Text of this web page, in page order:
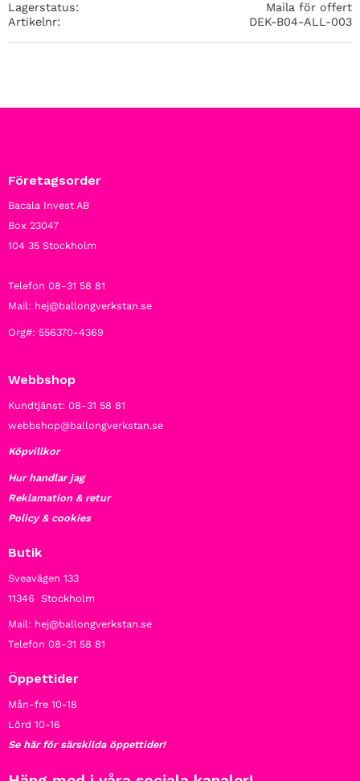
Lagerstatus
Maila för offert
Artikelnr
DEK-B04-ALL-003
Företagsorder
Bacala Invest AB
Box 23047
104 35 Stockholm
Telefon 08-31 58 81
Mail: hej@ballongverkstan.se
Org#: 556370-4369
Webbshop
Kundtjänst: 08-31 58 81
webbshop@ballongverkstan.se
Köpvillkor
Hur handlar jag
Reklamation & retur
Policy & cookies
Butik
Sveavägen 133
11346 Stockholm
Mail: hej@ballongverkstan.se
Telefon 08-31 58 81
Öppettider
Mån-fre 10-18
Lörd 10-16
Se här för särskilda öppettider!